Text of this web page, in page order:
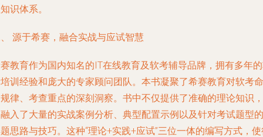
识体系。
源于希赛，融合实战与应试智慧
教育作为国内知名的IT在线教育及软考辅导品牌，拥有多年
训经验和庞大的专家顾问团队。本书凝聚了希赛教育对软考命
律、考查重点的深刻洞察。书中不仅提供了准确的理论知识，
入了大量的实战案例分析、典型配置示例以及针对考试题型的
思路与技巧。这种“理论+实践+应试”三位一体的编写方式，